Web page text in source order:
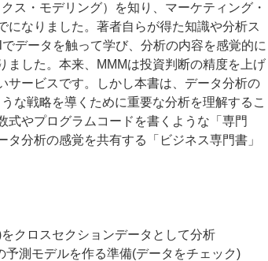
ス・モデリング）を知り、マーケティング・
になりました。著者自らが得た知識や分析ス
データを触って学び、分析の内容を感覚的に
ました。本来、MMMは投資判断の精度を上げ
サービスです。しかし本書は、データ分析の
な戦略を導くために重要な分析を理解するこ
式やプログラムコードを書くような「専門
分析の感覚を共有する「ビジネス専門書」
クロスセクションデータとして分析
測モデルを作る準備(データをチェック)